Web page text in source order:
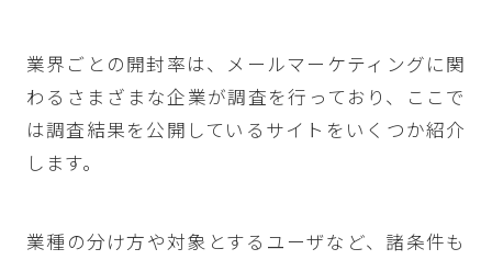
業界ごとの開封率は、メールマーケティングに関
わるさまざまな企業が調査を行っており、ここで
は調査結果を公開しているサイトをいくつか紹介
します。
業種の分け方や対象とするユーザなど、諸条件も